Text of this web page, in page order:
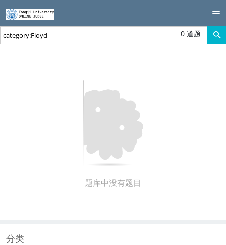
0 道题
题库中没有题目
分类